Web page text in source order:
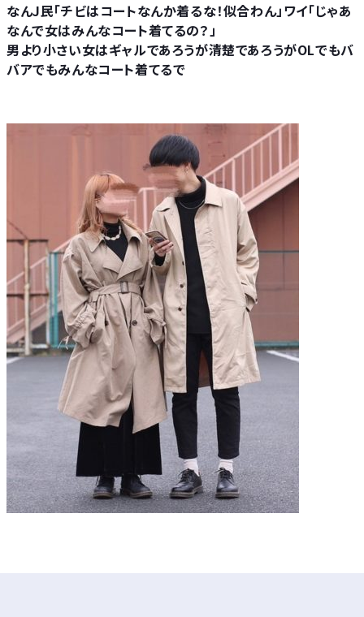
なんJ民「チビはコートなんか着るな！似合わん」ワイ「じゃあ
なんで女はみんなコート着てるの？」
男より小さい女はギャルであろうが清楚であろうがOLでもバ
バアでもみんなコート着てるで